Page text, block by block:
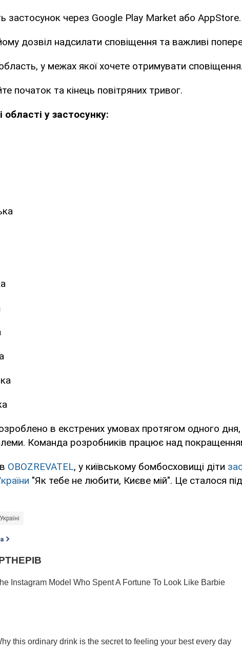
застосунок через Google Play Market або AppStore.
дозвіл надсилати сповіщення та важливі
у межах якої хочете отримувати сповіщення.
початок та кінець повітряних тривог.
у застосунку:
в екстрених умовах протягом одного
Команда розробників працює над
OBOZREVATEL, у київському бомбосховищі діти
"Як тебе не любити, Києве мій". Це сталося